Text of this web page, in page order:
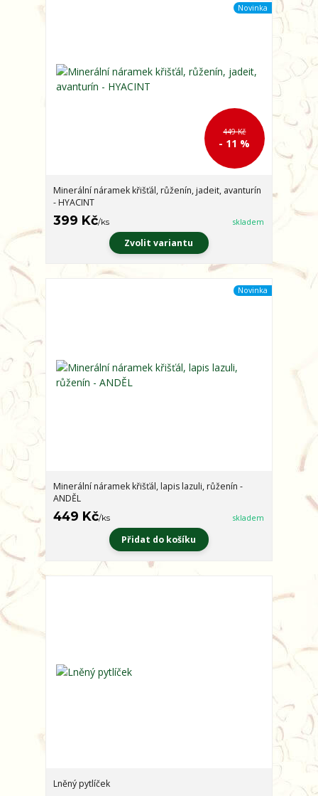
Novinka
449 Kč
- 11 %
Minerální náramek křišťál, růženín, jadeit, avanturín
- HYACINT
399 Kč/ks skladem
Zvolit variantu
Novinka
Minerální náramek křišťál, lapis lazuli, růženín -
ANDĚL
449 Kč/ks skladem
Přidat do košíku
Lněný pytlíček